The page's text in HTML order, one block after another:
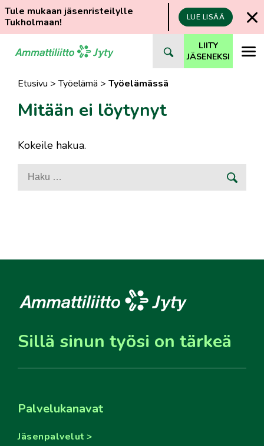
Tule mukaan jäsenristeilylle
Tukholmaan!
LUE LISÄÄ
suoraan
LIITY
JÄSENEKSI
Etusivu >Työelämä > Työelämässä
Mitään ei löytynyt
Kokeile hakua.
Haku:
Sillä sinun työsi on tärkeä
Palvelukanavat
Jäsenpalvelut